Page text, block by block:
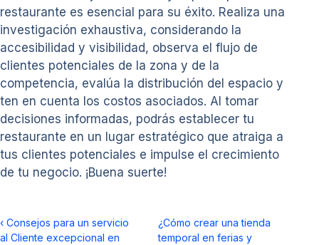
restaurante es esencial para su éxito. Realiza una
investigación exhaustiva, considerando la
accesibilidad y visibilidad, observa el flujo de
clientes potenciales de la zona y de la
competencia, evalúa la distribución del espacio y
ten en cuenta los costos asociados. Al tomar
decisiones informadas, podrás establecer tu
restaurante en un lugar estratégico que atraiga a
tus clientes potenciales e impulse el crecimiento
de tu negocio. ¡Buena suerte!
‹ Consejos para un servicio
al Cliente excepcional en
¿Cómo crear una tienda
temporal en ferias y